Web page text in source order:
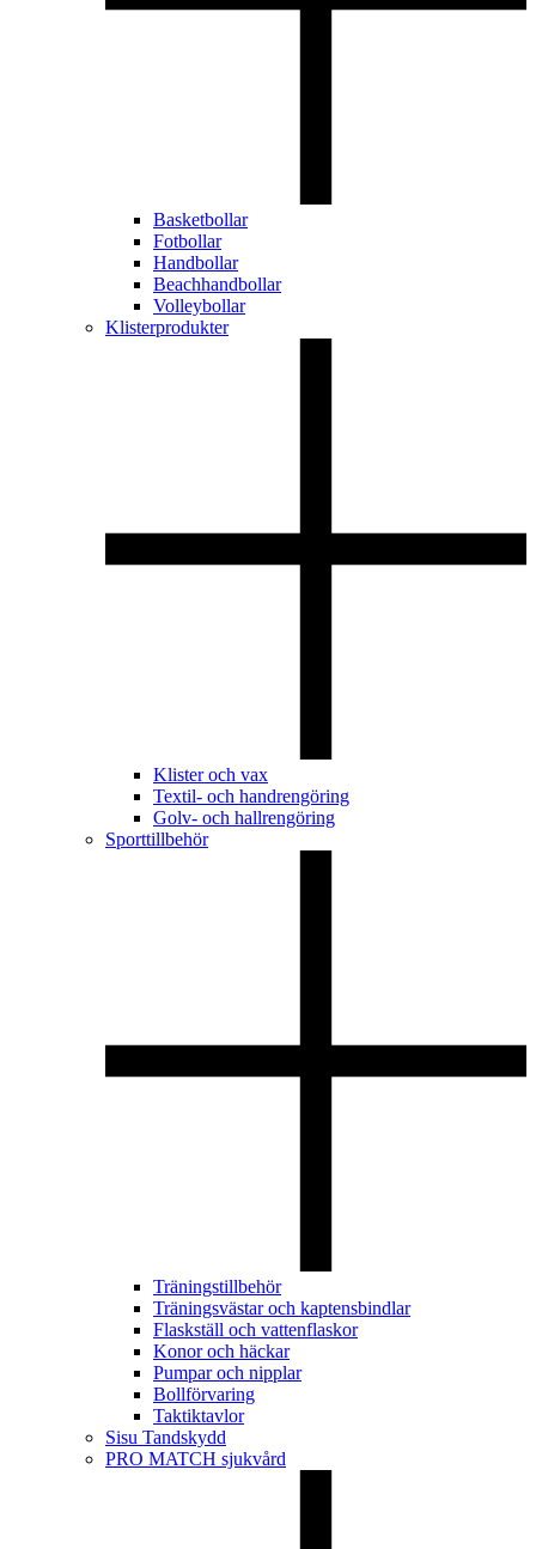
Basketbollar
Fotbollar
Handbollar
Beachhandbollar
Volleybollar
Klisterprodukter
Klister och vax
Textil- och handrengöring
Golv- och hallrengöring
Sporttillbehör
Träningstillbehör
Träningsvästar och kaptensbindlar
Flaskställ och vattenflaskor
Konor och häckar
Pumpar och nipplar
Bollförvaring
Taktiktavlor
Sisu Tandskydd
PRO MATCH sjukvård